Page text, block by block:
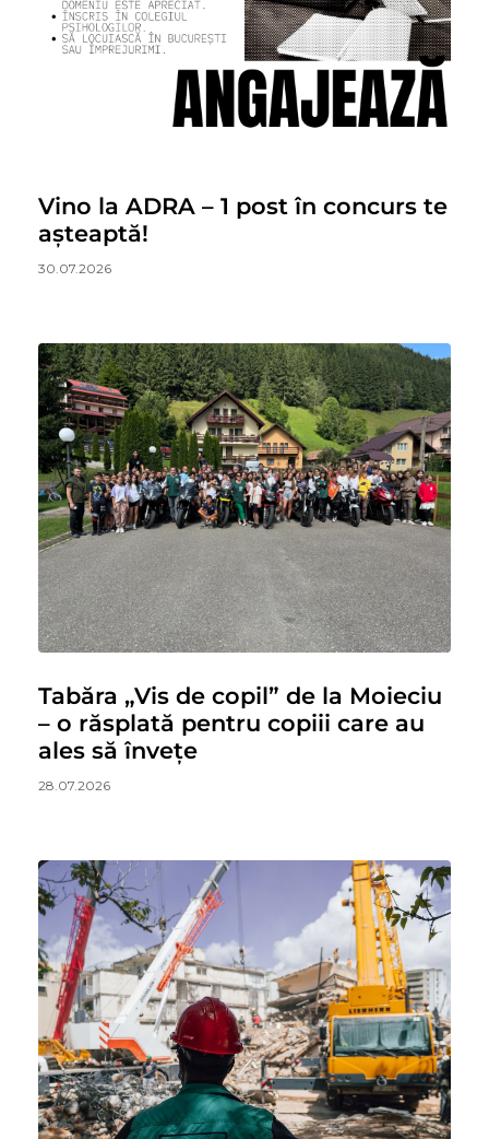
Vino la ADRA – 1 post în concurs te
așteaptă!
30.07.2026
Tabăra „Vis de copil” de la Moieciu
– o răsplată pentru copiii care au
ales să învețe
28.07.2026